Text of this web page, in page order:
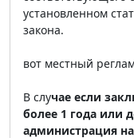
установленном
закона.
вот местный
В случае если
более 1 года или
администрация